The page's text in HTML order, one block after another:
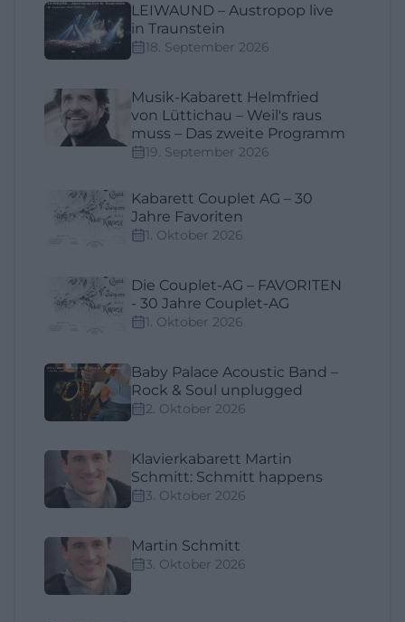
LEIWAUND – Austropop live
in Traunstein
18. September 2026
Musik-Kabarett Helmfried
von Lüttichau – Weil's raus
muss – Das zweite Programm
19. September 2026
Kabarett Couplet AG – 30
Jahre Favoriten
1. Oktober 2026
Die Couplet-AG – FAVORITEN
- 30 Jahre Couplet-AG
1. Oktober 2026
Baby Palace Acoustic Band –
Rock & Soul unplugged
2. Oktober 2026
Klavierkabarett Martin
Schmitt: Schmitt happens
3. Oktober 2026
Martin Schmitt
3. Oktober 2026